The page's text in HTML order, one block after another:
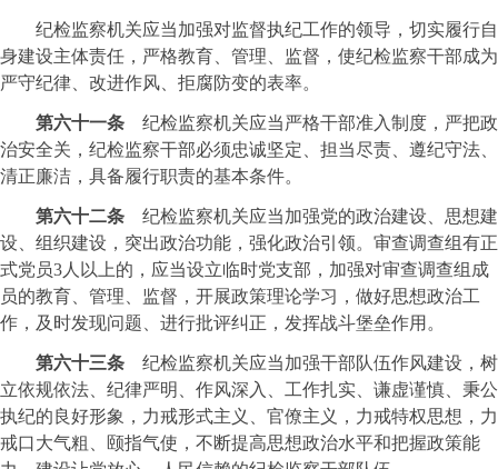
纪检监察机关应当加强对监督执纪工作的领导，切实履行自
身建设主体责任，严格教育、管理、监督，使纪检监察干部成为
严守纪律、改进作风、拒腐防变的表率。
第六十一条 纪检监察机关应当严格干部准入制度，严把政
治安全关，纪检监察干部必须忠诚坚定、担当尽责、遵纪守法、
清正廉洁，具备履行职责的基本条件。
第六十二条 纪检监察机关应当加强党的政治建设、思想建
设、组织建设，突出政治功能，强化政治引领。审查调查组有正
式党员3人以上的，应当设立临时党支部，加强对审查调查组成
员的教育、管理、监督，开展政策理论学习，做好思想政治工
作，及时发现问题、进行批评纠正，发挥战斗堡垒作用。
第六十三条 纪检监察机关应当加强干部队伍作风建设，树
立依规依法、纪律严明、作风深入、工作扎实、谦虚谨慎、秉公
执纪的良好形象，力戒形式主义、官僚主义，力戒特权思想，力
戒口大气粗、颐指气使，不断提高思想政治水平和把握政策能